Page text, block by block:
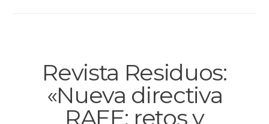
Revista Residuos:
«Nueva directiva
RAEE: retos y